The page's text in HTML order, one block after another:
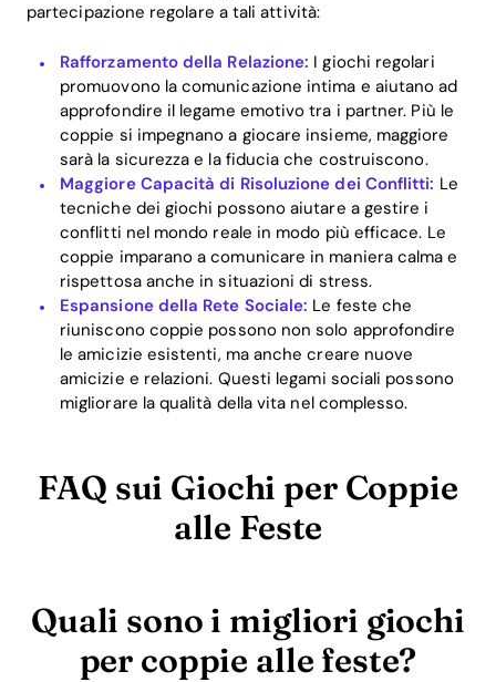
partecipazione regolare a tali attività:
Rafforzamento della Relazione: I giochi regolari
promuovono la comunicazione intima e aiutano ad
approfondire il legame emotivo tra i partner. Più le
coppie si impegnano a giocare insieme, maggiore
sarà la sicurezza e la fiducia che costruiscono.
Maggiore Capacità di Risoluzione dei Conflitti: Le
tecniche dei giochi possono aiutare a gestire i
conflitti nel mondo reale in modo più efficace. Le
coppie imparano a comunicare in maniera calma e
rispettosa anche in situazioni di stress.
Espansione della Rete Sociale: Le feste che
riuniscono coppie possono non solo approfondire
le amicizie esistenti, ma anche creare nuove
amicizie e relazioni. Questi legami sociali possono
migliorare la qualità della vita nel complesso.
FAQ sui Giochi per Coppie
alle Feste
Quali sono i migliori giochi
per coppie alle feste?